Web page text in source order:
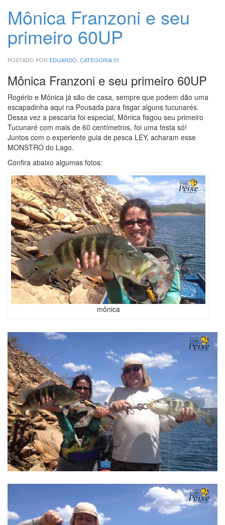
Mônica Franzoni e seu
primeiro 60UP
POSTADO POR EDUARDO, CATEGORIA 01
Mônica Franzoni e seu primeiro 60UP
Rogério e Mônica já são de casa, sempre que podem dão uma
escapadinha aqui na Pousada para fisgar alguns tucunarés.
Dessa vez a pescaria foi especial, Mônica fisgou seu primeiro
Tucunaré com mais de 60 centímetros, foi uma festa só!
Juntos com o experiente guia de pesca LEY, acharam esse
MONSTRO do Lago.
Confira abaixo algumas fotos:
mônica